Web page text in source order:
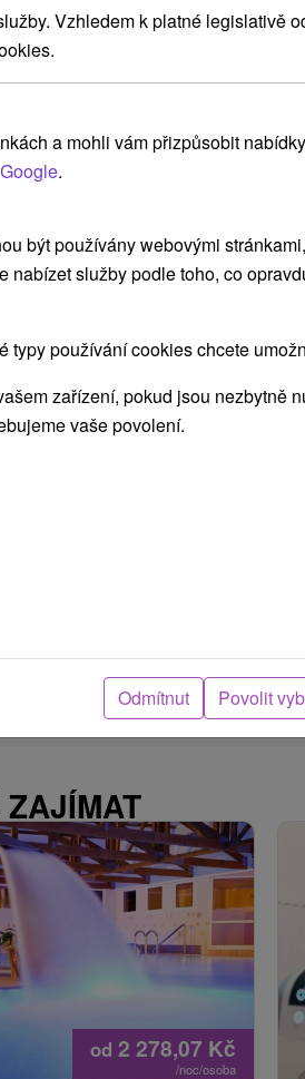
od3 073,01Kč
1 109,98Kč
wellness a bazény
★★★Slovenský raj
Penze
bazénu a wellness centru s
vířivkou ideálně doplňuje
masáž těla.
od 2 278,07 Kč
/noc/osoba
Vzhledem k platné legislativě
a mohli vám přizpůsobit
.
být používány webovými
nabízet služby podle toho, co
typy používání cookies chcete
zařízení, pokud jsou nezbytně
vaše povolení.
Odmítnut Povolit